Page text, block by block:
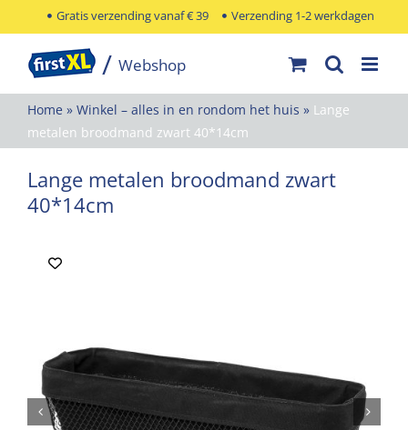
naar
inhoud
Gratis verzending vanaf € 39 Verzending 1-2 werkdagen
Home » Winkel – alles in en rondom het huis » Lange
metalen broodmand zwart 40*14cm
Lange metalen broodmand zwart
40*14cm